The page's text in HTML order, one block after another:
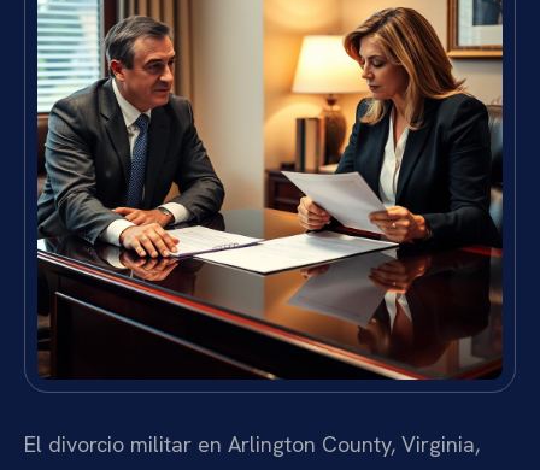
El divorcio militar en Arlington County, Virginia,